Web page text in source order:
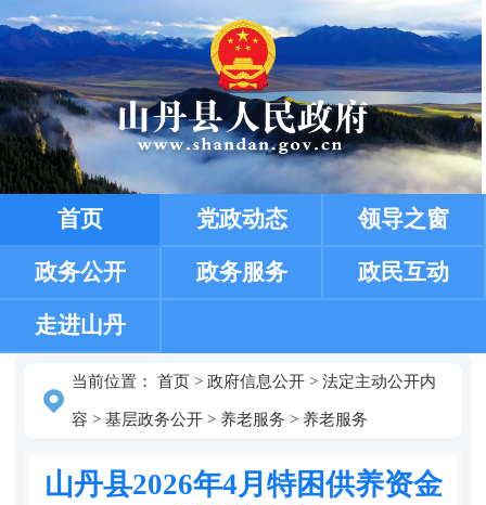
首页 党政动态 领导之窗
政务公开 政务服务 政民互动
走进山丹
当前位置： 首页> 政府信息公开> 法定主动公开内
容 > 基层政务公开> 养老服务 > 养老服务
山丹县2026年4月特困供养资金